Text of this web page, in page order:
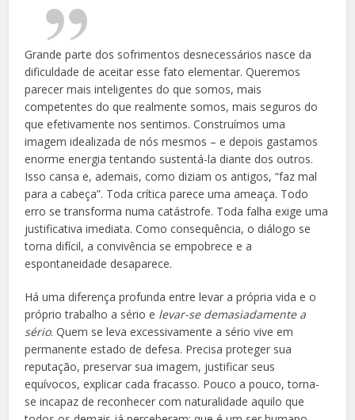
Grande parte dos sofrimentos desnecessários nasce da
dificuldade de aceitar esse fato elementar. Queremos
parecer mais inteligentes do que somos, mais
competentes do que realmente somos, mais seguros do
que efetivamente nos sentimos. Construímos uma
imagem idealizada de nós mesmos – e depois gastamos
enorme energia tentando sustentá-la diante dos outros.
Isso cansa e, ademais, como diziam os antigos, “faz mal
para a cabeça”. Toda crítica parece uma ameaça. Todo
erro se transforma numa catástrofe. Toda falha exige uma
justificativa imediata. Como consequência, o diálogo se
torna difícil, a convivência se empobrece e a
espontaneidade desaparece.
Há uma diferença profunda entre levar a própria vida e o
próprio trabalho a sério e levar-se demasiadamente a
sério. Quem se leva excessivamente a sério vive em
permanente estado de defesa. Precisa proteger sua
reputação, preservar sua imagem, justificar seus
equívocos, explicar cada fracasso. Pouco a pouco, torna-
se incapaz de reconhecer com naturalidade aquilo que